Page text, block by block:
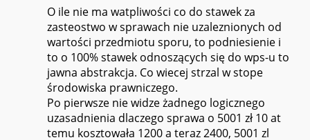
O ile nie ma watpliwości co do stawek za
zasteostwo w sprawach nie uzaleznionych od
wartości przedmiotu sporu, to podniesienie i
to o 100% stawek odnoszących się do wps-u to
jawna abstrakcja. Co wiecej strzal w stope
środowiska prawniczego.
Po pierwsze nie widze żadnego logicznego
uzasadnienia dlaczego sprawa o 5001 zł 10 at
temu kosztowała 1200 a teraz 2400, 5001 zl